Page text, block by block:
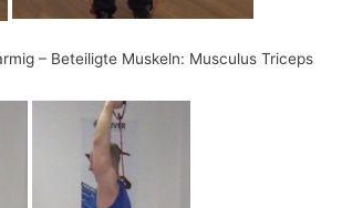
– Beteiligte Muskeln: Musculus Triceps